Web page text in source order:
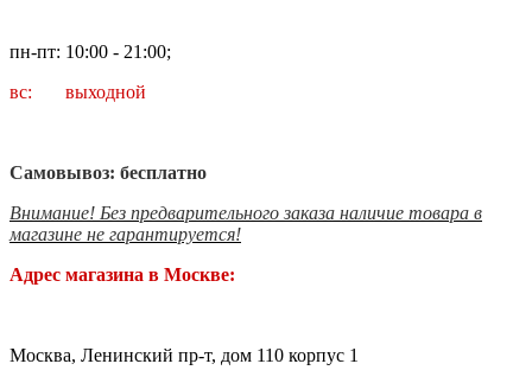
пн-пт: 10:00 - 21:00;
вс: выходной
Самовывоз: бесплатно
Внимание! Без предварительного заказа наличие товара в
магазине не гарантируется!
Адрес магазина в Москве:
Москва, Ленинский пр-т, дом 110 корпус 1